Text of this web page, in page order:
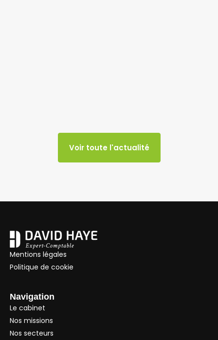
Voir toute l'actualité
Mentions légales
Politique de cookie
Navigation
Le cabinet
Nos missions
Nos secteurs